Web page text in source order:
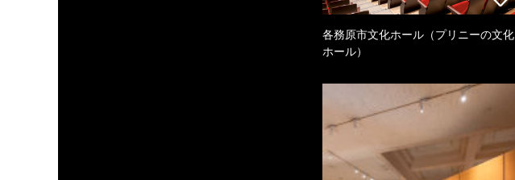
各務原市文化ホール（プリニーの文化
ホール）